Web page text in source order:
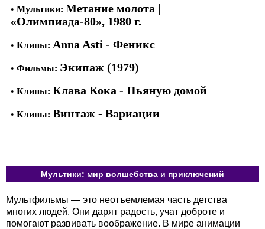
• Мультики: Метание молота |
«Олимпиада-80», 1980 г.
• Клипы: Anna Asti - Феникс
• Фильмы: Экипаж (1979)
• Клипы: Клава Кока - Пьяную домой
• Клипы: Винтаж - Вариации
Мультики: мир волшебства и приключений
Мультфильмы — это неотъемлемая часть детства
многих людей. Они дарят радость, учат доброте и
помогают развивать воображение. В мире анимации